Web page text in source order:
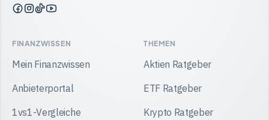
Finanzwissen
Facebook
Finanzwissen
Instagram
Finanzwissen
TikTok
Finanzwissen
YouTube
FINANZWISSEN
Mein Finanzwissen
Anbieterportal
1vs1-Vergleiche
THEMEN
Aktien Ratgeber
ETF Ratgeber
Krypto Ratgeber